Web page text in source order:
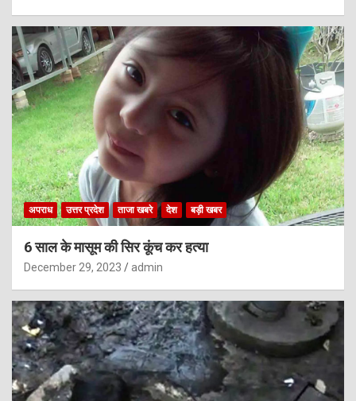
अपराध उत्तर प्रदेश ताजा खबरे देश बड़ी खबर
6 साल के मासूम की सिर कूंच कर हत्या
December 29, 2023 admin